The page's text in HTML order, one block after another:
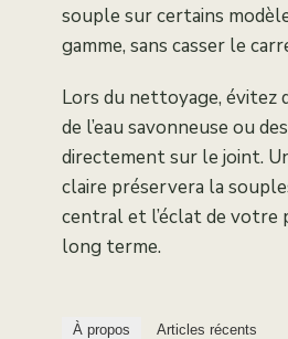
souple sur certains
gamme, sans casser le
Lors du nettoyage, évitez
de l’eau savonneuse ou
directement sur le joint. Un
claire préservera la
central et l’éclat de votre
long terme.
À propos Articles récents